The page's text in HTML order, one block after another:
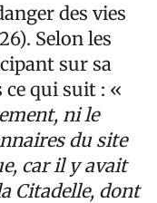
des vies
Selon les
sur sa
ce qui suit : «
ni le
du site
car il y avait
Citadelle, dont